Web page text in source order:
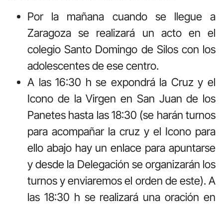
Por la mañana cuando se llegue a
Zaragoza se realizará un acto en el
colegio Santo Domingo de Silos con los
adolescentes de ese centro.
A las 16:30 h se expondrá la Cruz y el
Icono de la Virgen en San Juan de los
Panetes hasta las 18:30 (se harán turnos
para acompañar la cruz y el Icono para
ello abajo hay un enlace para apuntarse
y desde la Delegación se organizarán los
turnos y enviaremos el orden de este). A
las 18:30 h se realizará una oración en